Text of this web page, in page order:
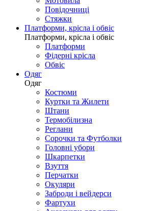
Повідочниці
Стяжки
Платформи, крісла і обвіс
Платформи, крісла і обвіс
Платформи
Фідерні крісла
Обвіс
Одяг
Одяг
Костюми
Куртки та Жилети
Штани
Термобілизна
Реглани
Сорочки та Футболки
Головні убори
Шкарпетки
Взуття
Перчатки
Окуляри
Заброди і вейдерси
Фартухи